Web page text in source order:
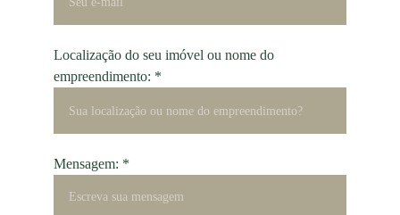
Localização do seu imóvel ou nome do
empreendimento: *
Mensagem: *